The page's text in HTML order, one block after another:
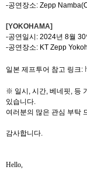
-공연장소: Zepp
[YOKOHAMA]
-공연일시 : 2024년 8월 30
-공연장소: KT Zepp
일본 제프투어 참고 링크:
※ 일시 , 시간, 베네핏, 등
있습니다.
여러분의 많은 관심 부탁
감사합니다.
Hello,